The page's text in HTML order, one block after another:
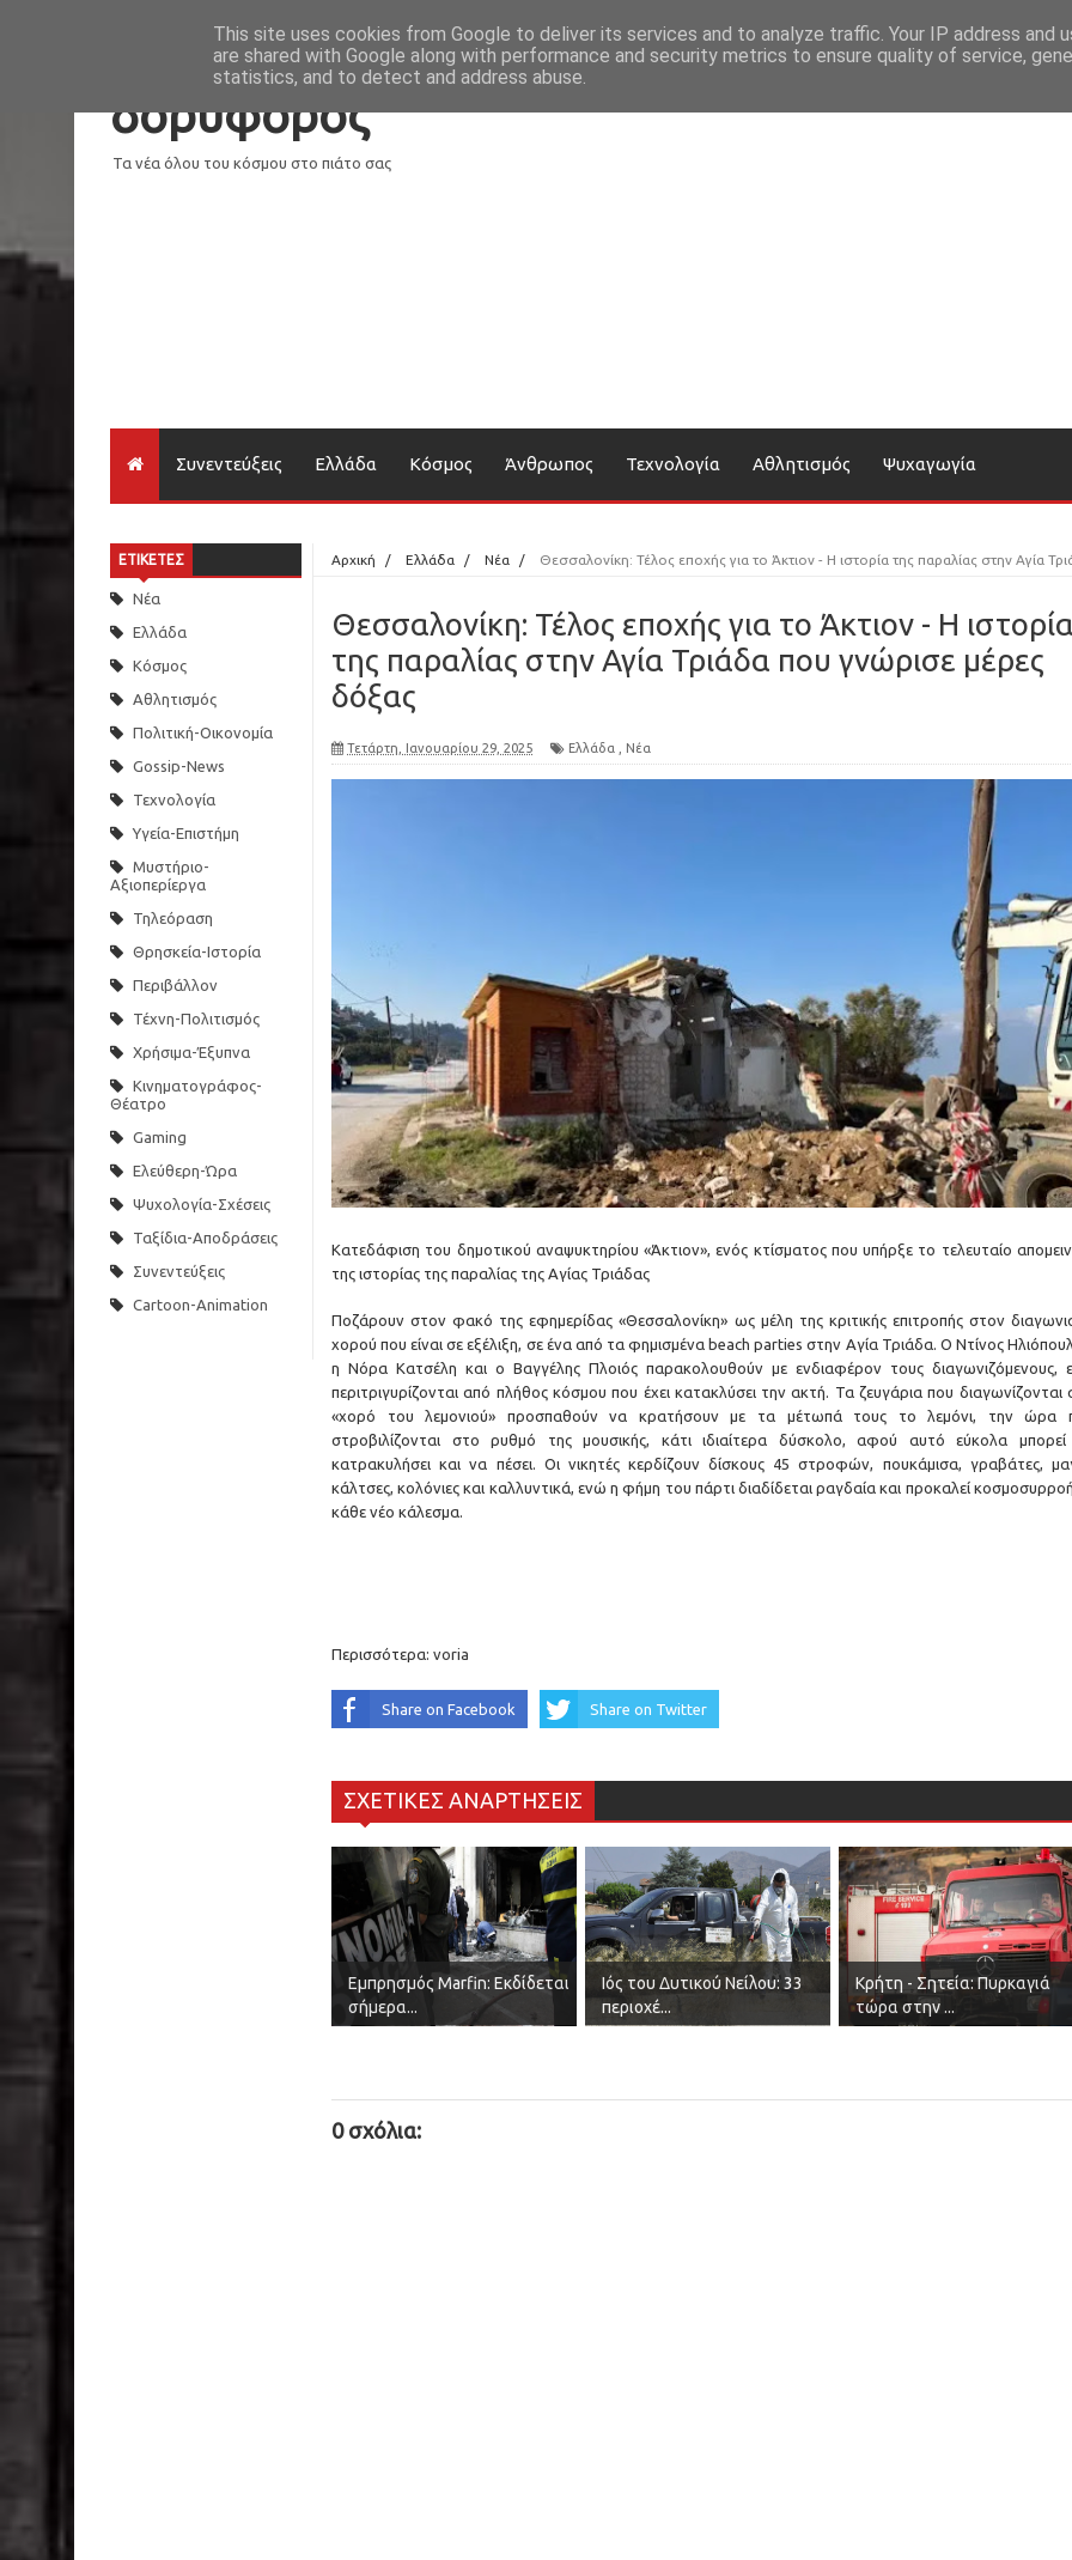
Loading...
δορυφόρος
Τα νέα όλου του κόσμου στο πιάτο σας
Συνεντεύξεις Ελλάδα Κόσμος Άνθρωπος Τεχνολογία Αθλητισμός Ψυχαγωγία
ΕΤΙΚΕΤΕΣ
Νέα
Ελλάδα
Κόσμος
Αθλητισμός
Πολιτική-Οικονομία
Gossip-News
Τεχνολογία
Υγεία-Επιστήμη
Μυστήριο-
Αξιοπερίεργα
Τηλεόραση
Θρησκεία-Ιστορία
Περιβάλλον
Τέχνη-Πολιτισμός
Χρήσιμα-Έξυπνα
Κινηματογράφος-
Θέατρο
Gaming
Ελεύθερη-Ώρα
Ψυχολογία-Σχέσεις
Ταξίδια-Αποδράσεις
Συνεντεύξεις
Cartoon-Animation
Αρχική / Ελλάδα / Νέα / Θεσσαλονίκη: Τέλος εποχής για το Άκτιον - Η ιστορία της παραλίας στην Αγία Τριάδα που γνώρισε μέρες
Θεσσαλονίκη: Τέλος εποχής για το Άκτιον - Η
της παραλίας στην Αγία Τριάδα που γνώρισε μέρες
δόξας
Τετάρτη, Ιανουαρίου 29, 2025 Ελλάδα Νέα
Kατεδάφιση του δημοτικού αναψυκτηρίου «Άκτιον», ενός κτίσματος που υπήρξε το τελευταίο
της ιστορίας της παραλίας της Αγίας Τριάδας
Ποζάρουν στον φακό της εφημερίδας «Θεσσαλονίκη» ως μέλη της κριτικής επιτροπής στον
χορού που είναι σε εξέλιξη, σε ένα από τα φημισμένα beach parties στην Αγία Τριάδα. Ο Ντίνος
η Νόρα Κατσέλη και ο Βαγγέλης Πλοιός παρακολουθούν με ενδιαφέρον τους διαγωνιζόμενους,
περιτριγυρίζονται από πλήθος κόσμου που έχει κατακλύσει την ακτή. Τα ζευγάρια που διαγωνίζονται
«χορό του λεμονιού» προσπαθούν να κρατήσουν με τα μέτωπά τους το λεμόνι, την ώρα
στροβιλίζονται στο ρυθμό της μουσικής, κάτι ιδιαίτερα δύσκολο, αφού αυτό εύκολα
κατρακυλήσει και να πέσει. Οι νικητές κερδίζουν δίσκους 45 στροφών, πουκάμισα, γραβάτες,
κάλτσες, κολόνιες και καλλυντικά, ενώ η φήμη του πάρτι διαδίδεται ραγδαία και προκαλεί
κάθε νέο κάλεσμα.
Περισσότερα: voria
Share on Facebook Share on Twitter
ΣΧΕΤΙΚΕΣ ΑΝΑΡΤΗΣΕΙΣ
Εμπρησμός Marfin: Εκδίδεται
σήμερα...
Ιός του Δυτικού Νείλου: 33
περιοχέ...
Κρήτη - Σητεία: Πυρκαγιά
τώρα στην ...
0 σχόλια:
This site uses cookies from Google to deliver its services and to analyze traffic. Your IP address and
are shared with Google along with performance and security metrics to ensure quality of service,
statistics, and to detect and address abuse.